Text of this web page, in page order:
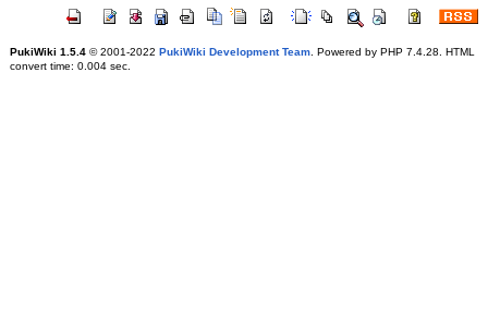
PukiWiki 1.5.4© 2001-2022 PukiWiki Development Team. Powered by PHP 7.4.28. HTML
convert time: 0.004 sec.